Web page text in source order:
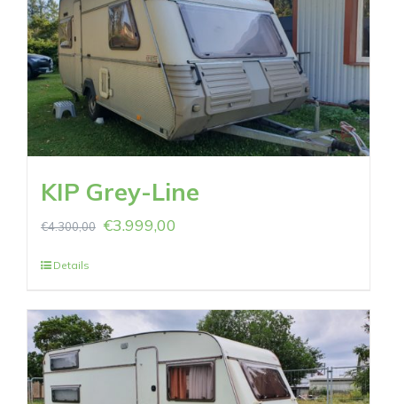
KIP Grey-Line
€4.300,00 €3.999,00
Details